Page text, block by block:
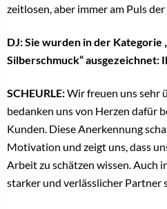
zeitlosen, aber immer am Puls
DJ: Sie wurden in der Kategorie
Silberschmuck“ ausgezeichnet:
SCHEURLE:Wir freuen uns sehr
bedanken uns von Herzen dafür
Kunden. Diese Anerkennung
Motivation und zeigt uns, dass
Arbeit zu schätzen wissen. Auch
starker und verlässlicher Partner